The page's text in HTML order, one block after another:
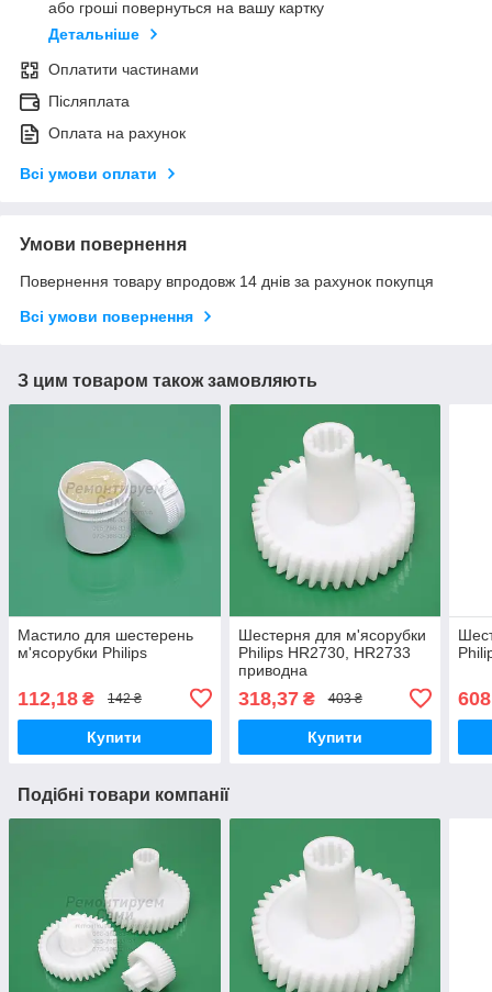
або гроші повернуться на вашу картку
Детальніше
Оплатити частинами
Післяплата
Оплата на рахунок
Всі умови оплати
Умови повернення
Повернення товару впродовж 14 днів за рахунок покупця
Всі умови повернення
З цим товаром також замовляють
Мастило для шестерень
м'ясорубки Philips
112,18 ₴ 142 ₴
Купити
Шестерня для м'ясорубки
Philips HR2730, HR2733
приводна
318,37₴ 403 ₴
Купити
Подібні товари компанії